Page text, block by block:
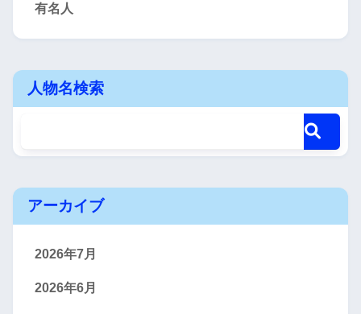
有名人
人物名検索
アーカイブ
2026年7月
2026年6月